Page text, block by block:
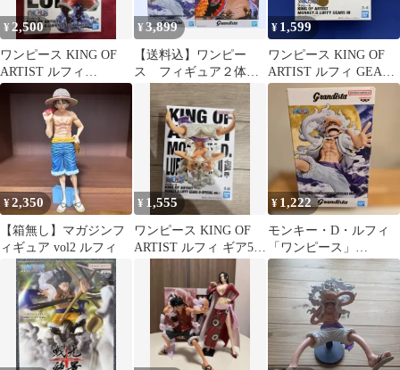
¥ 2,500
ワンピース KING OF
ARTIST ルフィ
SPECIAL ver.II
¥3,899
【送料込】ワンピー
ス フィギュア２体
ルフィ ティーチ
¥ 1,599
ワンピース KING OF
ARTIST ルフィ GEAR5
III〈新品未開封
¥2,350
【箱無し】マガジンフ
ィギュア vol2 ルフィ
¥ 1,555
ワンピース KING OF
ARTIST ルフィ ギア5
¥ 1,222
モンキー・D・ルフィ
「ワンピース」
Grandista-
MONKEY.D.L…